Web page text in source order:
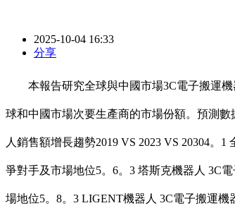
2025-10-04 16:33
分享
本報告研究全球與中國市場3C電子搬運機
球和中國市場次要生產商的市場份額。預測數
人銷售額增長趨勢2019 VS 2023 VS 20304。
爭對手及市場地位5。6。3 塔斯克機器人 3C
場地位5。8。3 LIGENT機器人 3C電子搬運機